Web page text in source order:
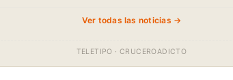
Ver todas las noticias →
TELETIPO · CRUCEROADICTO